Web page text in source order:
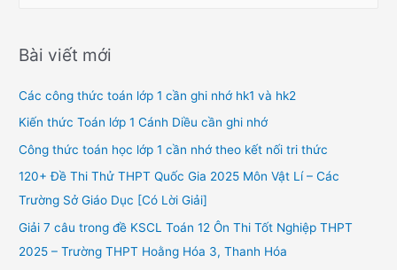
r
h
f
o
Bài viết mới
Các công thức toán lớp 1 cần ghi nhớ hk1 và hk2
Kiến thức Toán lớp 1 Cánh Diều cần ghi nhớ
Công thức toán học lớp 1 cần nhớ theo kết nối tri thức
120+ Đề Thi Thử THPT Quốc Gia 2025 Môn Vật Lí – Các
Trường Sở Giáo Dục [Có Lời Giải]
Giải 7 câu trong đề KSCL Toán 12 Ôn Thi Tốt Nghiệp THPT
2025 – Trường THPT Hoằng Hóa 3, Thanh Hóa